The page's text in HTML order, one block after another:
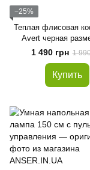
−25%
Теплая флисовая
Avert черная
1 490 грн 1
Купить